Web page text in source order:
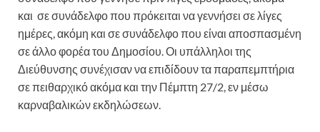
και σε συνάδελφο που πρόκειται να γεννήσει σε λίγες
ημέρες, ακόμη και σε συνάδελφο που είναι αποσπασμένη
σε άλλο φορέα του Δημοσίου. Οι υπάλληλοι της
Διεύθυνσης συνέχισαν να επιδίδουν τα παραπεμπτήρια
σε πειθαρχικό ακόμα και την Πέμπτη 27/2, εν μέσω
καρναβαλικών εκδηλώσεων.